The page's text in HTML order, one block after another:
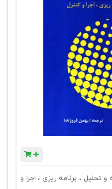
تحلیل ، برنامه ریزی ، اجرا و